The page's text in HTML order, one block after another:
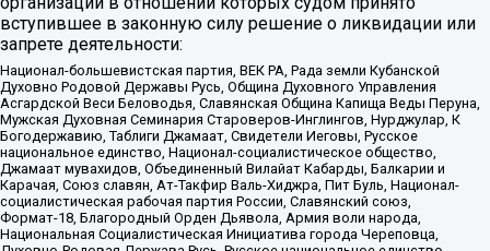
вступившее в законную силу решение о ликвидации или
запрете деятельности:
Национал-большевистская партия, ВЕК РА, Рада земли Кубанской
Духовно Родовой Державы Русь, Община Духовного Управления
Асгардской Веси Беловодья, Славянская Община Капища Веды Перуна,
Мужская Духовная Семинария Староверов-Инглингов, Нурджулар, К
Богодержавию, Таблиги Джамаат, Свидетели Иеговы, Русское
национальное единство, Национал-социалистическое общество,
Джамаат мувахидов, Объединенный Вилайат Кабарды, Балкарии и
Карачая, Союз славян, Ат-Такфир Валь-Хиджра, Пит Буль, Национал-
социалистическая рабочая партия России, Славянский союз,
Формат-18, Благородный Орден Дьявола, Армия воли народа,
Национальная Социалистическая Инициатива города Череповца,